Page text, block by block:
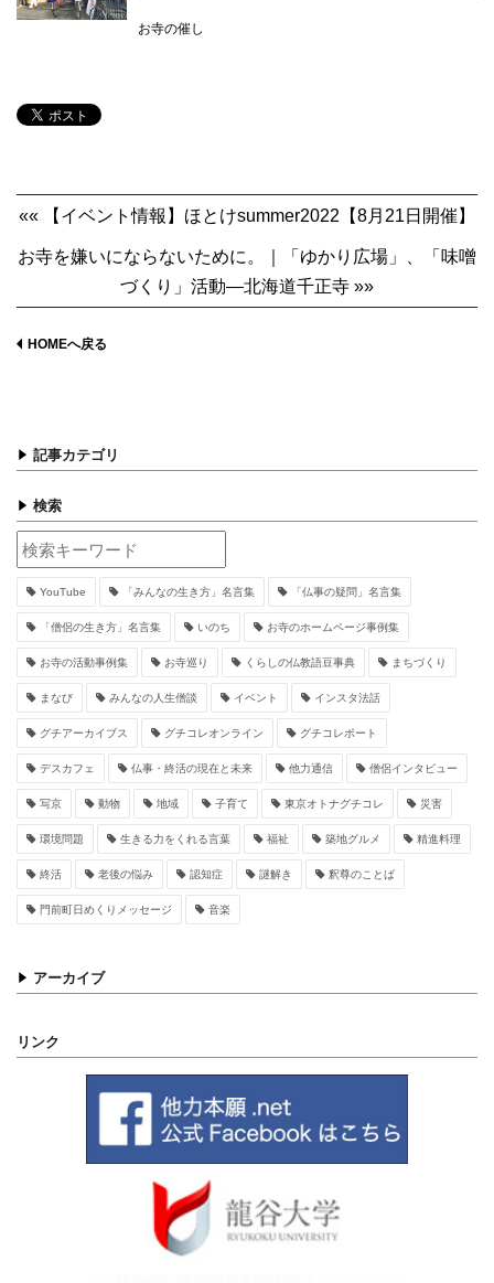
お寺の催し
«« 【イベント情報】ほとけsummer2022【8月21日開催】
お寺を嫌いにならないために。｜「ゆかり広場」、「味噌
づくり」活動―北海道千正寺 »»
HOMEへ戻る
記事カテゴリ
検索
YouTube 「みんなの生き方」名言集 「仏事の疑問」名言集
「僧侶の生き方」名言集 いのち お寺のホームページ事例集
お寺の活動事例集 お寺巡り くらしの仏教語豆事典 まちづくり
まなび みんなの人生僧談 イベント インスタ法話
グチアーカイブス グチコレオンライン グチコレポート
デスカフェ 仏事・終活の現在と未来 他力通信 僧侶インタビュー
写京 動物 地域 子育て 東京オトナグチコレ 災害
環境問題 生きる力をくれる言葉 福祉 築地グルメ 精進料理
終活 老後の悩み 認知症 謎解き 釈尊のことば
門前町日めくりメッセージ 音楽
アーカイブ
リンク